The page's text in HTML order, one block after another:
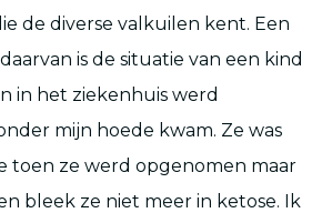
de diverse valkuilen kent. Een
is de situatie van een kind
in het ziekenhuis werd
mijn hoede kwam. Ze was
toen ze werd opgenomen maar
bleek ze niet meer in ketose. Ik